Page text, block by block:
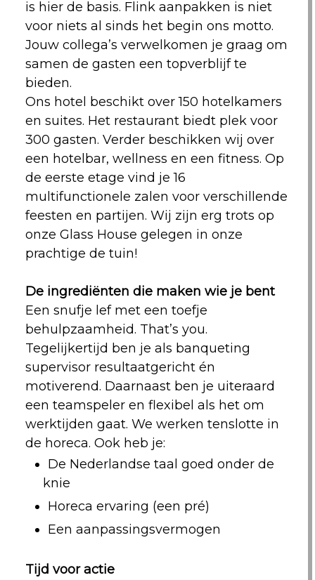
is hier de basis. Flink aanpakken is niet
voor niets al sinds het begin ons motto.
Jouw collega’s verwelkomen je graag om
samen de gasten een topverblijf te
bieden.
Ons hotel beschikt over 150 hotelkamers
en suites. Het restaurant biedt plek voor
300 gasten. Verder beschikken wij over
een hotelbar, wellness en een fitness. Op
de eerste etage vind je 16
multifunctionele zalen voor verschillende
feesten en partijen. Wij zijn erg trots op
onze Glass House gelegen in onze
prachtige de tuin!
De ingrediënten die maken wie je bent
Een snufje lef met een toefje
behulpzaamheid. That’s you.
Tegelijkertijd ben je als banqueting
supervisor resultaatgericht én
motiverend. Daarnaast ben je uiteraard
een teamspeler en flexibel als het om
werktijden gaat. We werken tenslotte in
de horeca. Ook heb je:
De Nederlandse taal goed onder de
knie
Horeca ervaring (een pré)
Een aanpassingsvermogen
Tijd voor actie